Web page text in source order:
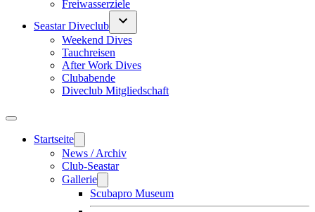
Freiwasserziele
Seastar Diveclub
Weekend Dives
Tauchreisen
After Work Dives
Clubabende
Diveclub Mitgliedschaft
Startseite
News / Archiv
Club-Seastar
Gallerie
Scubapro Museum